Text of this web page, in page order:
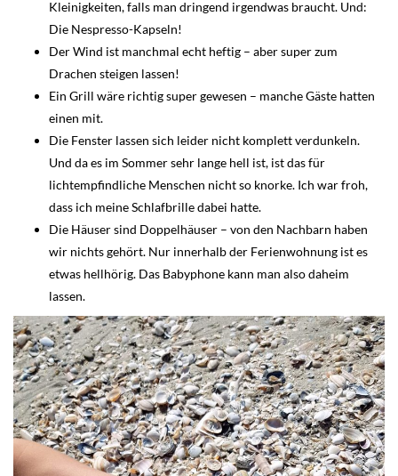
Kleinigkeiten, falls man dringend irgendwas braucht. Und:
Die Nespresso-Kapseln!
Der Wind ist manchmal echt heftig – aber super zum
Drachen steigen lassen!
Ein Grill wäre richtig super gewesen – manche Gäste hatten
einen mit.
Die Fenster lassen sich leider nicht komplett verdunkeln.
Und da es im Sommer sehr lange hell ist, ist das für
lichtempfindliche Menschen nicht so knorke. Ich war froh,
dass ich meine Schlafbrille dabei hatte.
Die Häuser sind Doppelhäuser – von den Nachbarn haben
wir nichts gehört. Nur innerhalb der Ferienwohnung ist es
etwas hellhörig. Das Babyphone kann man also daheim
lassen.